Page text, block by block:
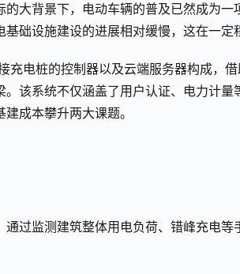
大背景下，电动车辆的普及已然成为
础设施建设的进展相对缓慢，这在一定
充电桩的控制器以及云端服务器构成，
该系统不仅涵盖了用户认证、电力计
成本攀升两大课题。
过监测建筑整体用电负荷、错峰充电等